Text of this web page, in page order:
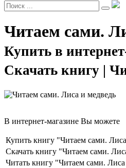
Читаем сами.
Купить в
Скачать книгу |
В интернет-магазине Вы можете
Купить книгу "Читаем сами.
Скачать книгу "Читаем сами.
Читать книгу "Читаем сами.